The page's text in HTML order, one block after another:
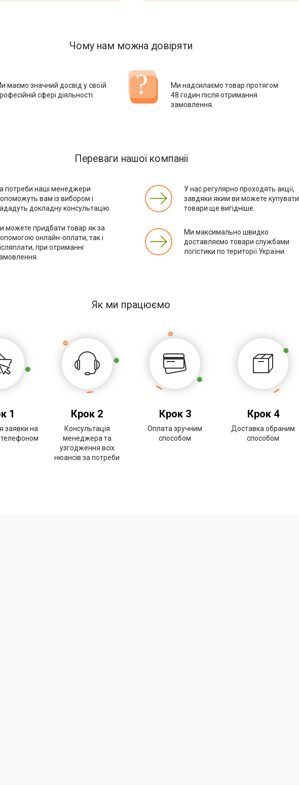
Чому нам можна довіряти
маємо значний досвід у своїй
сфері діяльності.
Ми надсилаємо товар протягом
48 годин після отримання
замовлення.
Переваги нашої компанії
потреби наші менеджери
вам із вибором і
докладну консультацію.
можете придбати товар як за
онлайн-оплати, так і
при отриманні
У нас регулярно проходять акції,
завдяки яким ви можете купувати
товари ще вигідніше.
Ми максимально швидко
доставляємо товари службами
логістики по території України.
Як ми працюємо
1
заявки на
телефоном
Крок 2
Консультація
менеджера та
узгодження всіх
нюансів за потреби
Крок 3
Оплата зручним
способом
Крок 4
Доставка обраним
способом